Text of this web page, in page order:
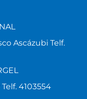
Ascázubi Telf.
Telf. 4103554